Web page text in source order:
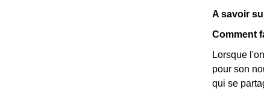
A savoir
Comment
Lorsque
pour son
qui se